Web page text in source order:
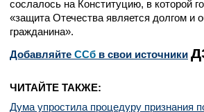
сослалось на Конституцию, в которой
«защита Отечества является долгом и
гражданина».
Добавляйте CСб в свои источники
ЧИТАЙТЕ ТАКЖЕ:
Дума упростила процедуру признания